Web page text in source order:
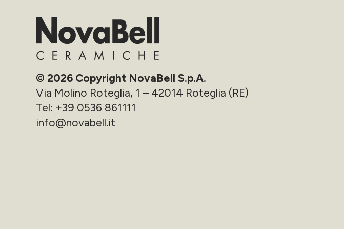
© 2026 Copyright NovaBell S.p.A.
Via Molino Roteglia, 1 – 42014 Roteglia (RE)
Tel: +39 0536 861111
info@novabell.it